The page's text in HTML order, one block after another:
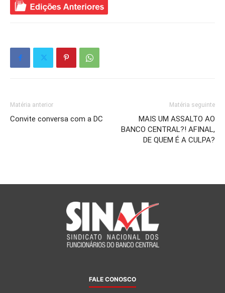
Matéria anterior
Convite conversa com a DC
Matéria seguinte
MAIS UM ASSALTO AO
BANCO CENTRAL?! AFINAL,
DE QUEM É A CULPA?
FALE CONOSCO